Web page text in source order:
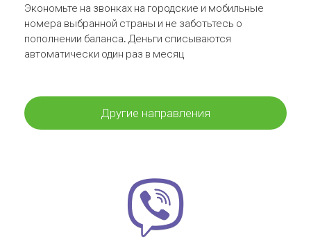
Экономьте на звонках на городские и мобильные
номера выбранной страны и не заботьтесь о
пополнении баланса. Деньги списываются
автоматически один раз в месяц
Другие направления